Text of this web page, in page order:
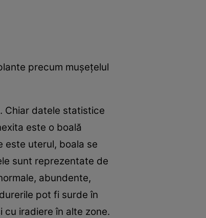
precum muşeţelul
Chiar datele statistice
este o boală
este uterul, boala se
sunt reprezentate de
abundente,
pot fi surde în
cu iradiere în alte zone.